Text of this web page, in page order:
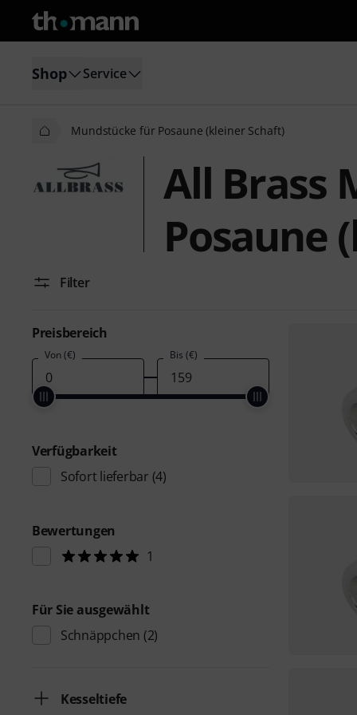
Shop Service
Mundstücke für Posaune (kleiner Schaft)
All Brass
Posaune
Filter
Preisbereich
Von (€) Bis (€)
Verfügbarkeit
Sofort lieferbar (4)
Bewertungen
1
Für Sie ausgewählt
Schnäppchen (2)
Kesseltiefe